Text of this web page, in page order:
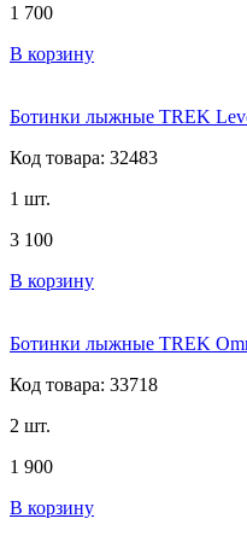
1 700
В корзину
Ботинки лыжные TREK
Код товара: 32483
1 шт.
3 100
В корзину
Ботинки лыжные TREK
Код товара: 33718
2 шт.
1 900
В корзину